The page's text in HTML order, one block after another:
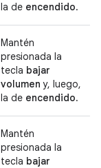
la de encendido.
Mantén
presionada la
tecla bajar
volumen y, luego,
la de encendido.
Mantén
presionada la
tecla bajar